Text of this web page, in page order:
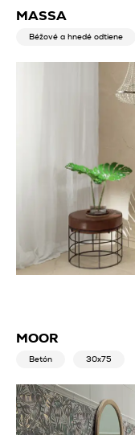
MASSA
Béžové a hnedé odtiene
MOOR
Betón 30x75